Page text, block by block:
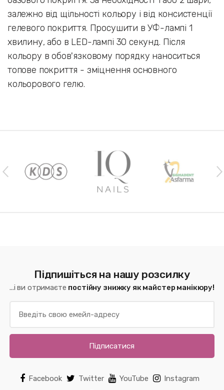
залежно від щільності кольору і від консистенції
гелевого покриття. Просушити в УФ-лампі 1
хвилину, або в LED-лампі 30 секунд. Після
кольору в обов'язковому порядку наноситься
топове покриття - зміцнення основного
кольорового гелю.
Підпишіться на нашу розсилку
...і ви отримаєте постійну знижку як майстер манікюру!
Підписатися
Facebook Twitter YouTube
Instagram